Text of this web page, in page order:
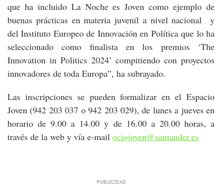
que ha incluido La Noche es Joven como ejemplo de
buenas prácticas en materia juvenil a nivel nacional y
del Instituto Europeo de Innovación en Política que lo ha
seleccionado como finalista en los premios ‘The
Innovation in Politics 2024’ compitiendo con proyectos
innovadores de toda Europa”, ha subrayado.
Las inscripciones se pueden formalizar en el Espacio
Joven (942 203 037 o 942 203 029), de lunes a jueves en
horario de 9.00 a 14.00 y de 16.00 a 20.00 horas, a
través de la web y vía e-mail ociojoven@santander.es